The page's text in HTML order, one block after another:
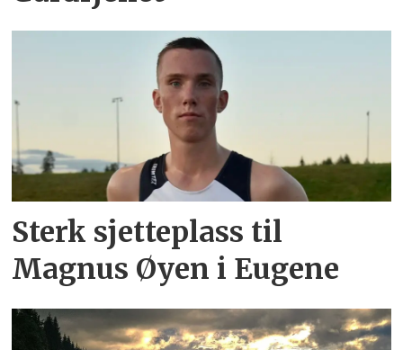
Sterk sjetteplass til
Magnus Øyen i Eugene